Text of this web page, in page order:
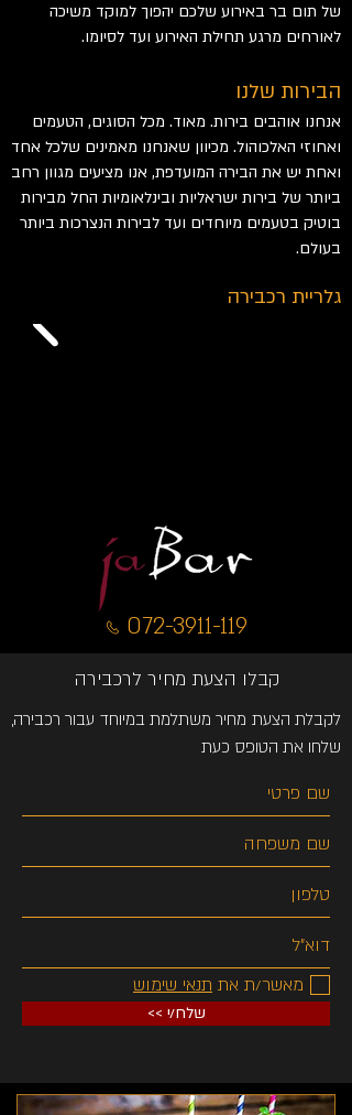
של תום בר באירוע שלכם יהפוך למוקד משיכה
לאורחים מרגע תחילת האירוע ועד לסיומו.
הבירות שלנו
אנחנו אוהבים בירות. מאוד. מכל הסוגים, הטעמים
ואחוזי האלכוהול. מכיוון שאנחנו מאמינים שלכל אחד
ואחת יש את הבירה המועדפת, אנו מציעים מגוון רחב
ביותר של בירות ישראליות ובינלאומיות החל מבירות
בוטיק בטעמים מיוחדים ועד לבירות הנצרכות ביותר
בעולם.
גלריית רכבירה
072-3911-119
קבלו הצעת מחיר לרכבירה
לקבלת הצעת מחיר משתלמת במיוחד עבור רכבירה,
שלחו את הטופס כעת
מאשר/ת את תנאי שימוש
<< שלח/י